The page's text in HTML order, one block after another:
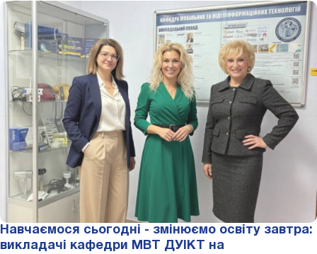
Навчаємося сьогодні - змінюємо освіту завтра:
викладачі кафедри МВТ ДУІКТ на